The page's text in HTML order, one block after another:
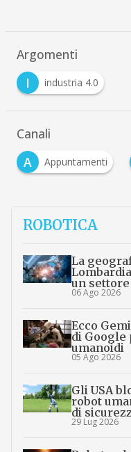
Argomenti
I
industria 4.0
Canali
A
Appuntamenti
ROBOTICA
La
un settore
06 Ago 2026
Ecco
di Google
umanoidi
05 Ago 2026
Gli USA
robot
di
29 Lug 2026